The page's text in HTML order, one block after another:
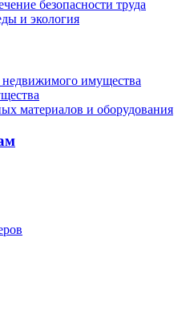
безопасности труда
и экология
имущества
материалов и оборудования